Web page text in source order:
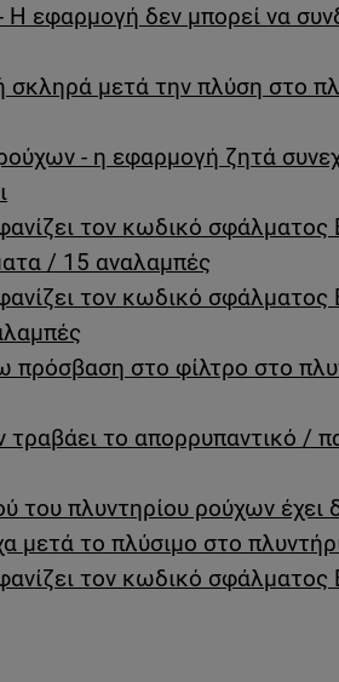
Η εφαρμογή δεν μπορεί να
σκληρά μετά την πλύση στο
- η εφαρμογή ζητά
τον κωδικό σφάλματος
/ 15 αναλαμπές
τον κωδικό σφάλματος
στο φίλτρο στο
το απορρυπαντικό /
του πλυντηρίου ρούχων έχει
μετά το πλύσιμο στο
τον κωδικό σφάλματος